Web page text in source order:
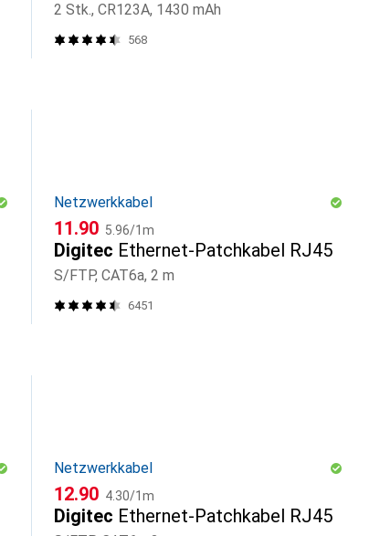
2 Stk., CR123A, 1430 mAh
568
Netzwerkkabel
CHF
11.90 CHF
5.96/1m
Digitec Ethernet-Patchkabel RJ45
S/FTP, CAT6a, 2 m
6451
Netzwerkkabel
CHF
12.90 CHF
4.30/1m
Digitec Ethernet-Patchkabel RJ45